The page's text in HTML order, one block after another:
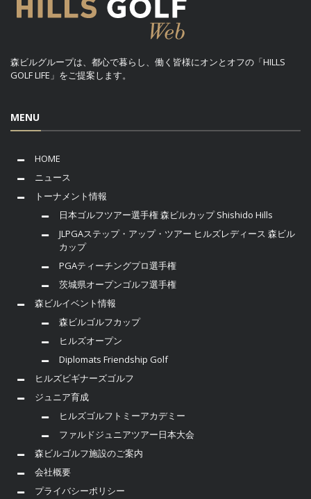
森ビルグループは、都心で暮らし、働く皆様にオンとオフの「HILLS
GOLF LIFE」をご提案します。
MENU
HOME
ニュース
トーナメント情報
日本ゴルフツアー選手権 森ビルカップ Shishido Hills
JLPGAステップ・アップ・ツアー ヒルズレディース 森ビル
カップ
PGAティーチングプロ選手権
茨城県オープンゴルフ選手権
森ビルイベント情報
森ビルゴルフカップ
ヒルズオープン
Diplomats Friendship Golf
ヒルズビギナーズゴルフ
ジュニア育成
ヒルズゴルフトミーアカデミー
ファルドジュニアツアー日本大会
森ビルゴルフ施設のご案内
会社概要
プライバシーポリシー